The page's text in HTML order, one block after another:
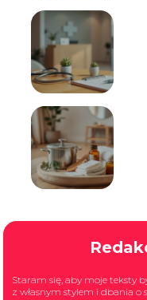
Staram się, aby moje teksty
z własnym stylem i dbania